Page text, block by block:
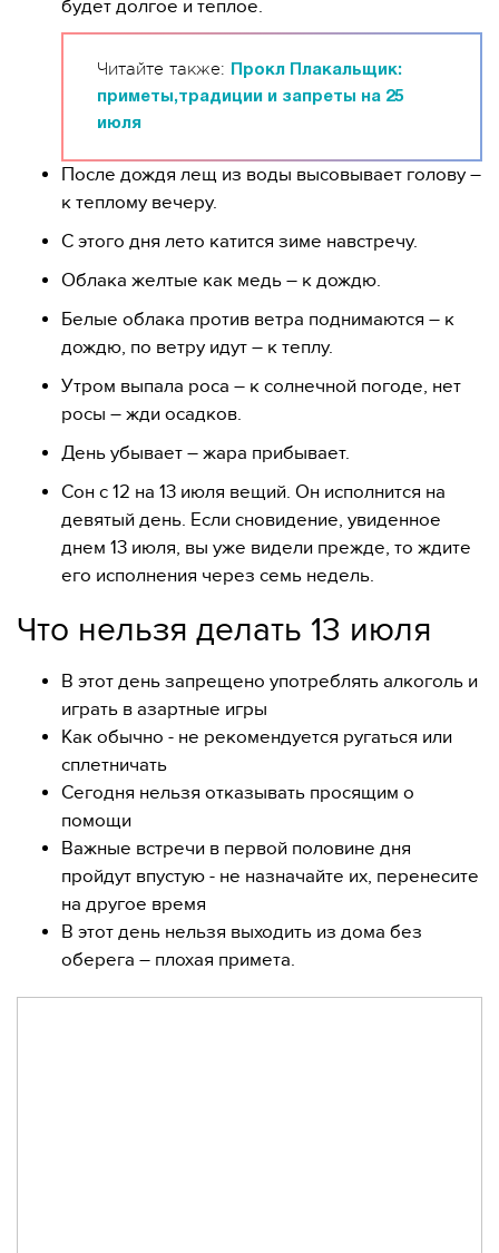
будет долгое и теплое.
Читайте также:
Прокл Плакальщик:
приметы,традиции и запреты на 25
июля
После дождя лещ из воды высовывает голову –
к теплому вечеру.
С этого дня лето катится зиме навстречу.
Облака желтые как медь – к дождю.
Белые облака против ветра поднимаются – к
дождю, по ветру идут – к теплу.
Утром выпала роса – к солнечной погоде, нет
росы – жди осадков.
День убывает – жара прибывает.
Сон с 12 на 13 июля вещий. Он исполнится на
девятый день. Если сновидение, увиденное
днем 13 июля, вы уже видели прежде, то ждите
его исполнения через семь недель.
Что нельзя делать 13 июля
В этот день запрещено употреблять алкоголь и
играть в азартные игры
Как обычно - не рекомендуется ругаться или
сплетничать
Сегодня нельзя отказывать просящим о
помощи
Важные встречи в первой половине дня
пройдут впустую - не назначайте их, перенесите
на другое время
В этот день нельзя выходить из дома без
оберега – плохая примета.